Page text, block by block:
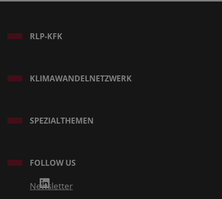
RLP-KFK
KLIMAWANDELNETZWERK
SPEZIALTHEMEN
FOLLOW US
Newsletter